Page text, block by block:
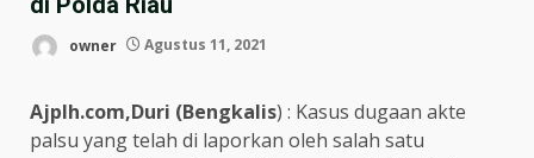
owner Agustus 11, 2021
Ajplh.com,Duri (Bengkalis) : Kasus dugaan akte
palsu yang telah di laporkan oleh salah satu